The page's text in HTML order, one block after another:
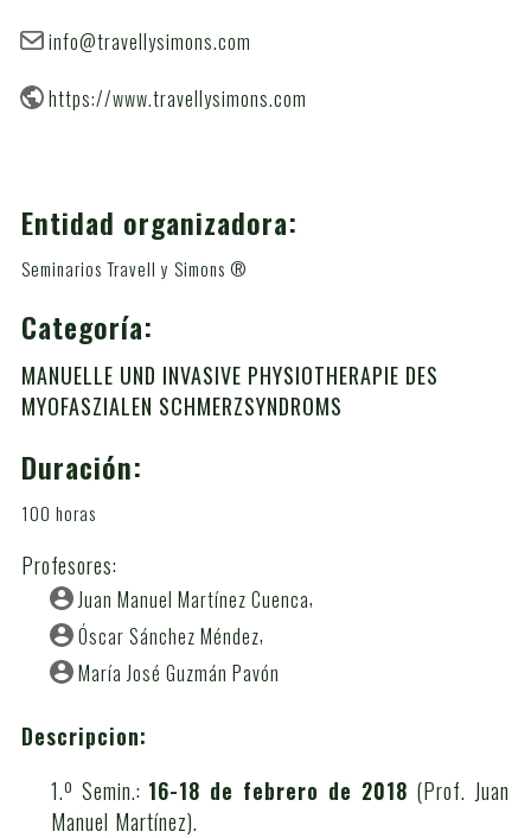
info@travellysimons.com
https://www.travellysimons.com
Entidad organizadora:
Seminarios Travell y Simons ®
Categoría:
MANUELLE UND INVASIVE PHYSIOTHERAPIE DES
MYOFASZIALEN SCHMERZSYNDROMS
Duración:
100 horas
Profesores:
Juan Manuel Martínez Cuenca
Óscar Sánchez Méndez
María José Guzmán Pavón
Descripcion:
1.º Semin.: 16-18 de febrero de 2018 (Prof. Juan
Manuel Martínez).